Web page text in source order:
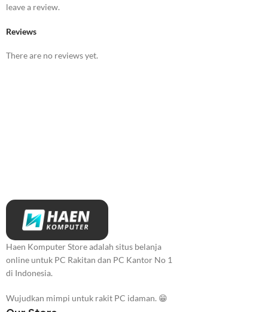
Reviews
There are no reviews yet.
leave a review.
Haen Komputer Store adalah situs belanja
online untuk PC Rakitan dan PC Kantor No 1
di Indonesia.
Wujudkan mimpi untuk rakit PC idaman. 😁